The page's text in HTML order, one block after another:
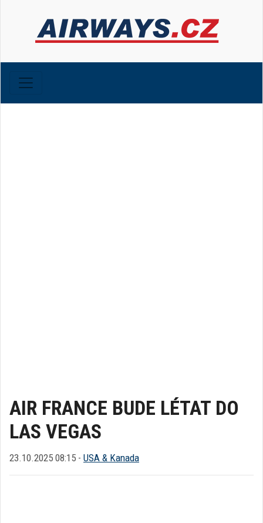
AIR FRANCE BUDE LÉTAT DO
LAS VEGAS
23.10.2025 08:15 - USA & Kanada